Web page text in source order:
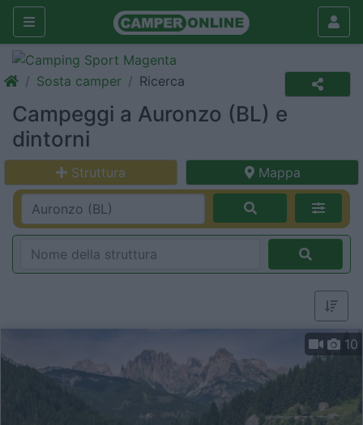
Sosta camper Ricerca
Campeggi a Auronzo (BL) e
dintorni
Struttura Mappa
10